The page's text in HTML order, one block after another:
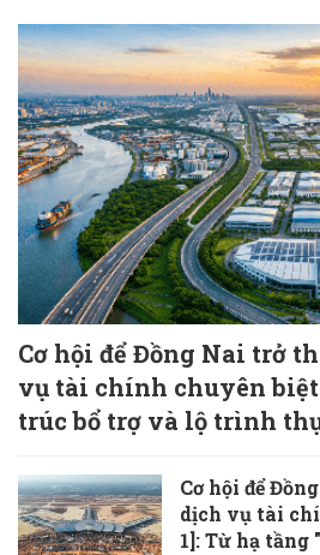
Cơ hội để Đồng Nai trở
vụ tài chính chuyên
trúc bổ trợ và lộ trình
Cơ hội để
dịch vụ tài
1]: Từ hạ tầng